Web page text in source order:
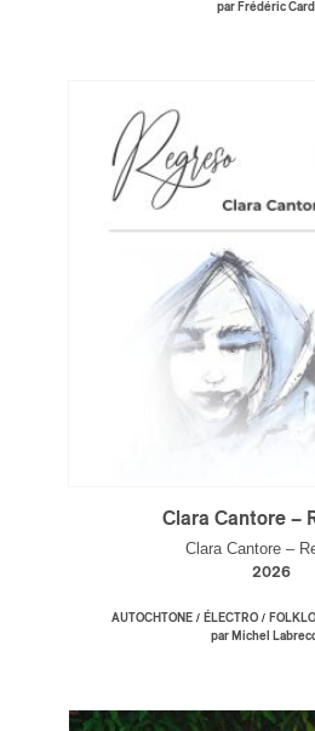
par Frédéric
Clara Cantore –
Clara Cantore –
2026
AUTOCHTONE / ÉLECTRO /
par Michel